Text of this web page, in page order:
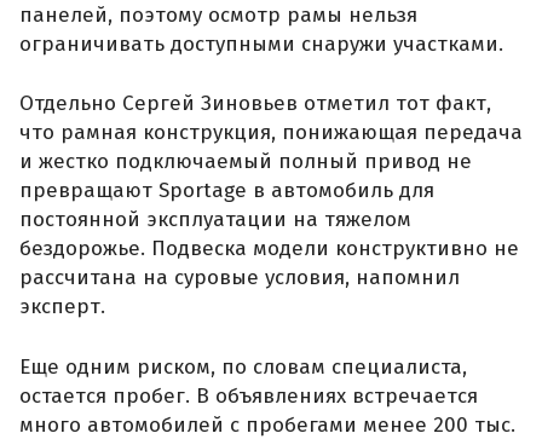
панелей, поэтому осмотр рамы нельзя
ограничивать доступными снаружи участками.
Отдельно Сергей Зиновьев отметил тот факт,
что рамная конструкция, понижающая передача
и жестко подключаемый полный привод не
превращают Sportage в автомобиль для
постоянной эксплуатации на тяжелом
бездорожье. Подвеска модели конструктивно не
рассчитана на суровые условия, напомнил
эксперт.
Еще одним риском, по словам специалиста,
остается пробег. В объявлениях встречается
много автомобилей с пробегами менее 200 тыс.